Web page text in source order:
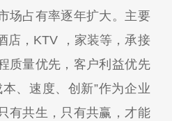
场占有率逐年扩大。主要
店，KTV ，家装等，承接
质量优先，客户利益优先
、速度、创新”作为企业
有共生，只有共赢，才能